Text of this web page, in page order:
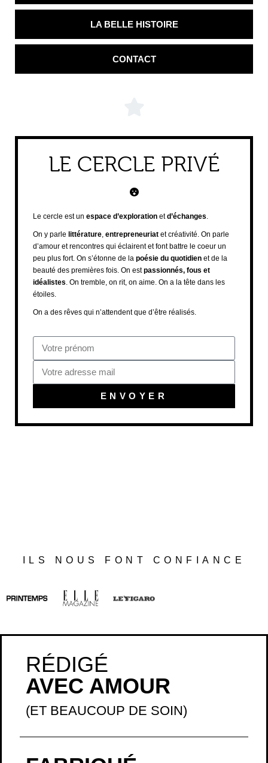
LA BELLE HISTOIRE
CONTACT
LE CERCLE PRIVÉ
Le cercle est un espace d’exploration etd’échanges
On y parle littérature entrepreneuriat et créativité. On parle
d’amour et rencontres qui éclairent et font battre le coeur un
peu plus fort. On s’étonne de la poésie du quotidien et de la
beauté des premières fois. On estpassionnés, fous et
idéalistes . On tremble, on rit, on aime. On a la tête dans les
étoiles.
On a des rêves qui n’attendent que d’être réalisés.
ENVOYER
ILS NOUS FONT CONFIANCE
RÉDIGÉ
AVEC AMOUR
(ET BEAUCOUP DE SOIN)